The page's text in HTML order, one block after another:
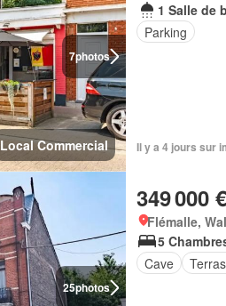
7photos
Local Commercial
1 Salle de
Parking
Il y a 4 jours sur
25photos
349 000 €
Flémalle,
5
Cave